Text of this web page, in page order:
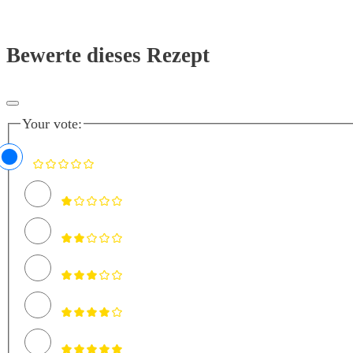
Bewerte dieses Rezept
Your vote: